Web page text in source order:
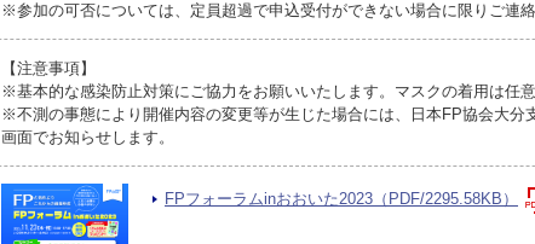
※参加の可否については、定員超過で申込受付ができない場合に限りご連絡
【注意事項】
※基本的な感染防止対策にご協力をお願いいたします。マスクの着用は任意
※不測の事態により開催内容の変更等が生じた場合には、日本FP協会大分
画面でお知らせします。
FPフォーラムinおおいた2023（PDF/2295.58KB）